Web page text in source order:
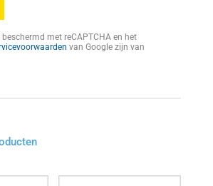
met reCAPTCHA en het
van Google zijn van